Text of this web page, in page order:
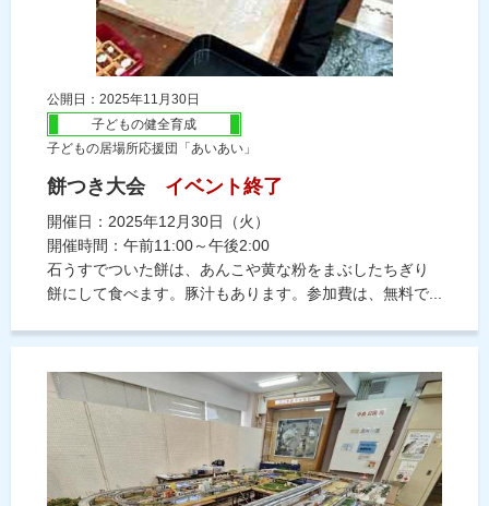
公開日：2025年11月30日
子どもの健全育成
子どもの居場所応援団「あいあい」
餅つき大会 イベント終了
開催日：2025年12月30日（火）
開催時間：午前11:00～午後2:00
石うすでついた餅は、あんこや黄な粉をまぶしたちぎり
餅にして食べます。豚汁もあります。参加費は、無料で...